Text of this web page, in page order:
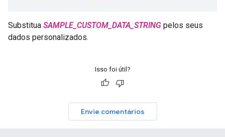
Substitua SAMPLE_CUSTOM_DATA_STRING pelos seus
dados personalizados.
Isso foi útil?
Envie comentários